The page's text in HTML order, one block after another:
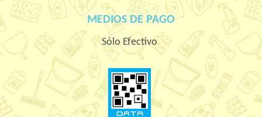
MEDIOS DE PAGO
Sólo Efectivo